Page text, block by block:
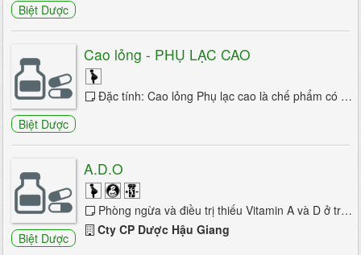
Biệt Dược
Biệt Dược
Cao lỏng - PHỤ LẠC CAO
Đặc tính: Cao lỏng Phụ lạc cao là chế phẩm có nguồn gốc thảo dược dùng hỗ trợ điều trị lạc nội mạc tử cung thể vừa và nhẹ. Sản ...
Biệt Dược
A.D.O
Phòng ngừa và điều trị thiếu Vitamin A và D ở trẻ em còi xương, chậm mọc răng, suy dinh dưỡng, mắc bệnh nhiễm trùng mãn tính. Rối loạn phát...
Cty CP Dược Hậu Giang